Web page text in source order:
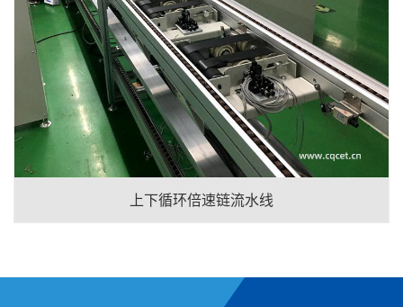
上下循环倍速链流水线